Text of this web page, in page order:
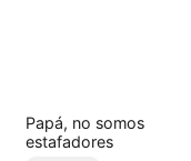
Papá, no somos
estafadores